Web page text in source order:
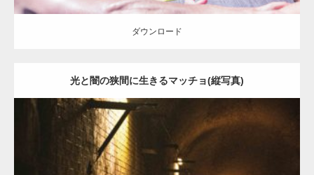
ダウンロード
光と闇の狭間に生きるマッチョ(縦写真)
Update: 2021.07.7